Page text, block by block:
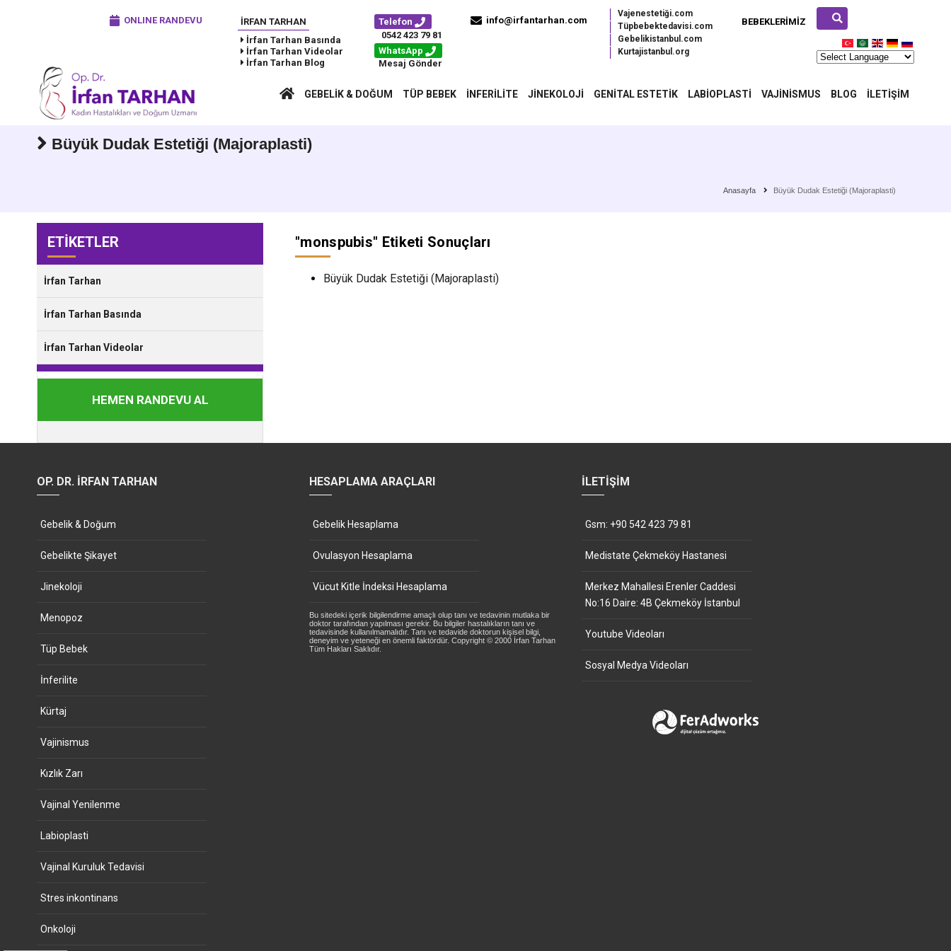
ONLINE RANDEVU
İRFAN TARHAN
İrfan Tarhan Basında
İrfan Tarhan Videolar
İrfan Tarhan Blog
BEBEKLERIMIZ
Vajenestetiği.com
Tüpbebektedavisi.com
Gebelikistanbul.com
Kurtajistanbul.org
Telefon
0542 423 79 81
WhatsApp
Mesaj Gönder
info@irfantarhan.com
GEBELIK & DOĞUM TÜP BEBEK İNFERILITE JINEKOLOJI GENITAL ESTETIK LABIOPLASTI VAJINISMUS BLOG İLETIŞIM
Büyük Dudak Estetiği (Majoraplasti)
Anasayfa Büyük Dudak Estetiği (Majoraplasti)
ETİKETLER
İrfan Tarhan
İrfan Tarhan Basında
İrfan Tarhan Videolar
HEMEN RANDEVU AL
"monspubis" Etiketi Sonuçları
Büyük Dudak Estetiği (Majoraplasti)
OP. DR. İRFAN TARHAN
Gebelik & Doğum
Gebelikte Şikayet
Jinekoloji
Menopoz
Tüp Bebek
İnferilite
Kürtaj
Vajinismus
Kızlık Zarı
Vajinal Yenilenme
Labioplasti
Vajinal Kuruluk Tedavisi
Stres inkontinans
Onkoloji
HESAPLAMA ARAÇLARI
Gebelik Hesaplama
Ovulasyon Hesaplama
Vücut Kitle İndeksi Hesaplama
Bu sitedeki içerik bilgilendirme amaçlı olup tanı ve tedavinin mutlaka bir
doktor tarafından yapılması gerekir. Bu bilgiler hastalıkların tanı ve
tedavisinde kullanılmamalıdır. Tanı ve tedavide doktorun kişisel bilgi,
deneyim ve yeteneği en önemli faktördür. Copyright © 2000 İrfan Tarhan
Tüm Hakları Saklıdır.
İLETIŞIM
Gsm: +90 542 423 79 81
Medistate Çekmeköy Hastanesi
Merkez Mahallesi Erenler Caddesi
No:16 Daire: 4B Çekmeköy İstanbul
Youtube Videoları
Sosyal Medya Videoları